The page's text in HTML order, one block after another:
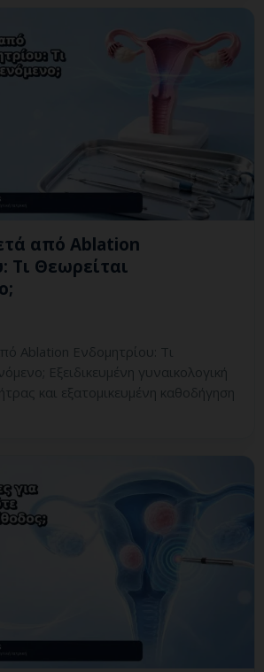
από Ablation
Τι Θεωρείται
Ablation Ενδομητρίου: Τι
Εξειδικευμένη γυναικολογική
και εξατομικευμένη καθοδήγηση